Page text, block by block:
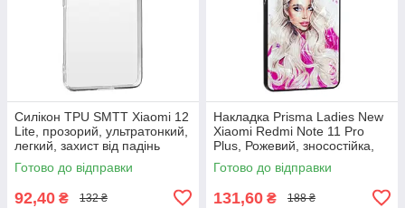
Силікон TPU SMTT Xiaomi 12
Lite, прозорий, ультратонкий,
легкий, захист від падінь
Готово до відправки
92,40 ₴ 132 ₴
Накладка Prisma Ladies New
Xiaomi Redmi Note 11 Pro
Plus, Рожевий, зносостійка,
пилонепроникна
Готово до відправки
131,60 ₴ 188 ₴